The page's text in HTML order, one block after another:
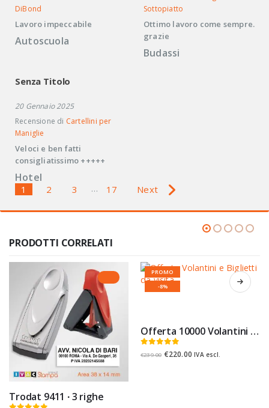
DiBond
Lavoro impeccabile
Autoscuola
Sottopiatto
Ottimo lavoro come sempre.
grazie
Budassi
Senza Titolo
20 Gennaio 2025
Recensione di Cartellini per
Maniglie
Veloci e ben fatti
consigliatissimo +++++
Hotel
Navigazione
nelle
recensioni
del
sito
1 2 3 … 17 Next
PRODOTTI CORRELATI
Trodat 9411 ∙ 3 righe
PROMO
-8%
Offerta 10000 Volantini A5 + 1000 Biglietti da Visita
Su 5
€239.00 €220.00 IVA escl.